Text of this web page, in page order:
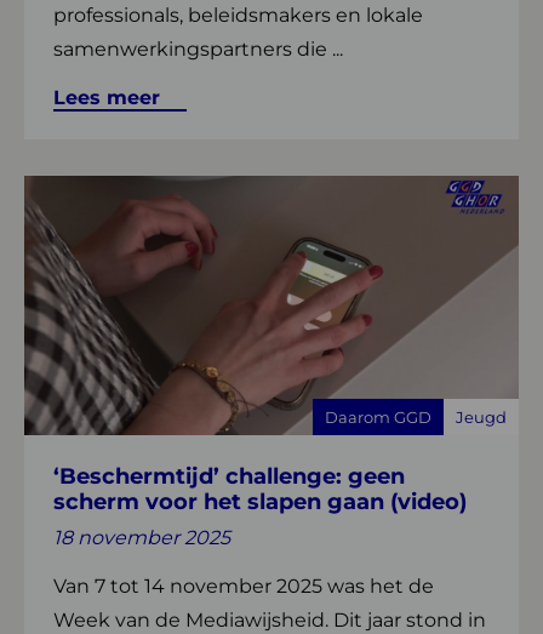
professionals, beleidsmakers en lokale
samenwerkingspartners die ...
Lees meer
‘Beschermtijd’ challenge: geen
scherm voor het slapen gaan (video)
18 november 2025
Van 7 tot 14 november 2025 was het de
Week van de Mediawijsheid. Dit jaar stond in
Daarom GGD Jeugd
meer
over
‘Beschermtijd’
challenge:
geen
scherm
voor
het
gaan
(video)